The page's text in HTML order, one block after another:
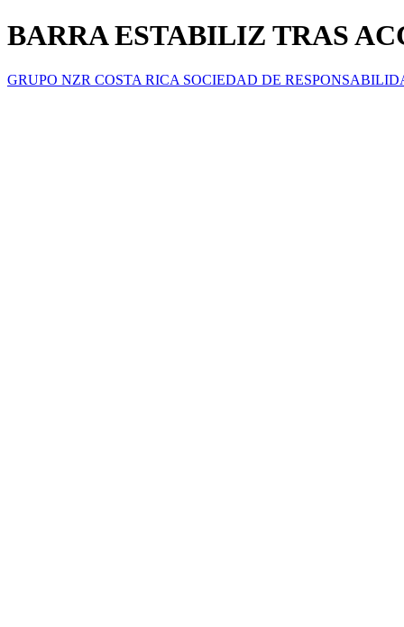
BARRA ESTABILIZ TRAS
GRUPO NZR COSTA RICA SOCIEDAD DE